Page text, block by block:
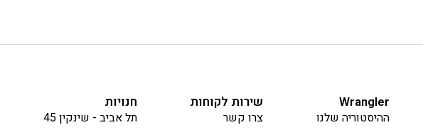
Wrangler
ההיסטוריה שלנו
שירות לקוחות
צרו קשר
חנויות
תל אביב - שינקין 45